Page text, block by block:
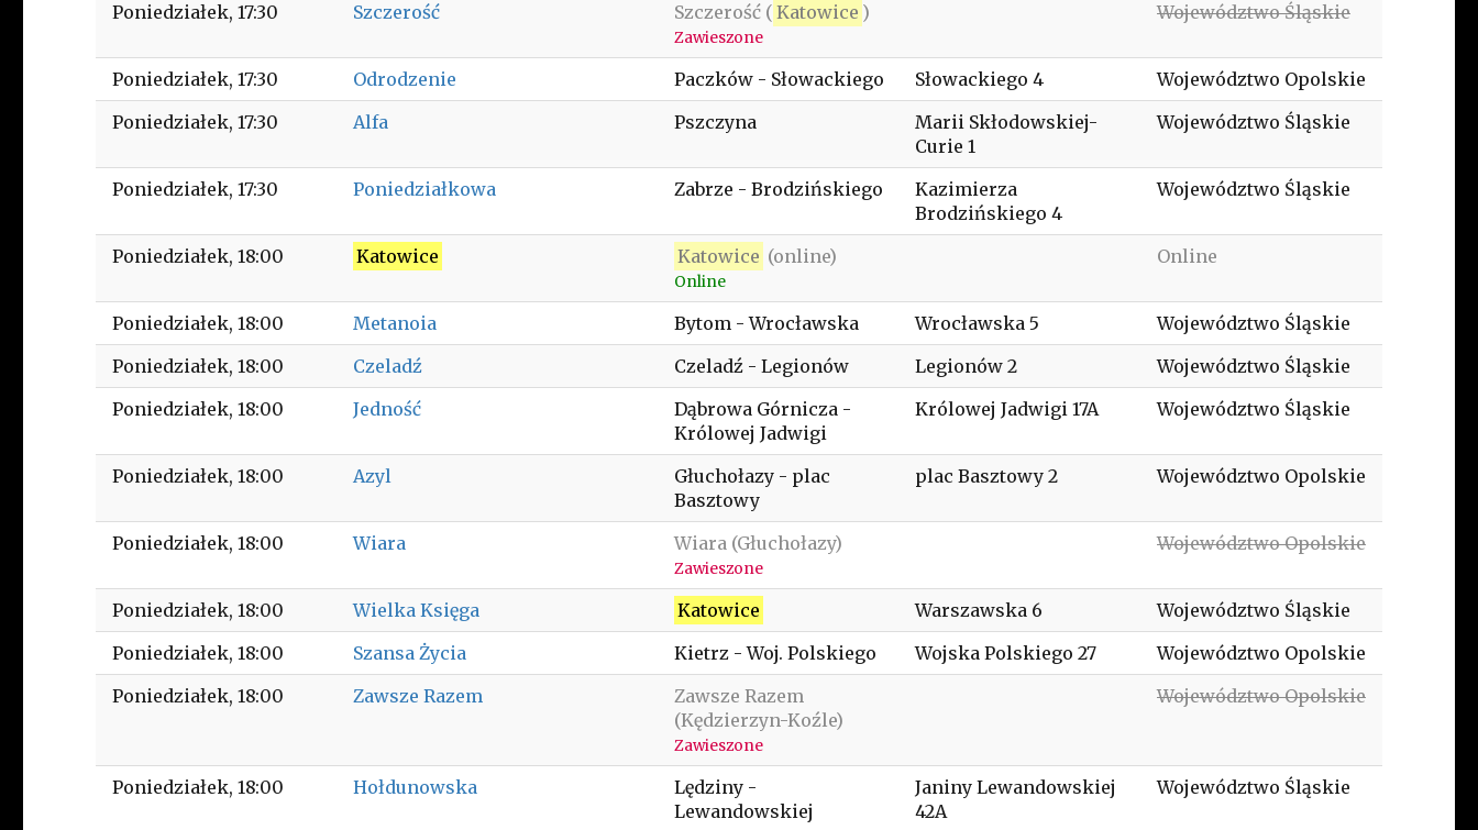
Poniedziałek 17:30 Szczerość Szczerość ( Katowice )
Zawieszone
Województwo Śląskie
Poniedziałek 17:30 Odrodzenie Paczków - Słowackiego Słowackiego 4
Województwo Opolskie
Poniedziałek 17:30 Alfa Pszczyna
Marii Skłodowskiej-
Curie 1
Województwo Śląskie
Poniedziałek 17:30 Poniedziałkowa Zabrze - Brodzińskiego
Kazimierza
Brodzińskiego 4
Województwo Śląskie
Poniedziałek 18:00 Katowice Katowice (online)
Online
Online
Poniedziałek 18:00 Metanoia Bytom - Wrocławska Wrocławska 5
Województwo Śląskie
Poniedziałek 18:00 Czeladź Czeladź - Legionów Legionów 2
Województwo Śląskie
Poniedziałek 18:00 Jedność
Dąbrowa Górnicza -
Królowej Jadwigi
Królowej Jadwigi 17A Województwo Śląskie
Poniedziałek 18:00 Azyl
Głuchołazy - plac
Basztowy
plac Basztowy 2 Województwo Opolskie
Poniedziałek 18:00 Wiara Wiara (Głuchołazy)
Zawieszone
Województwo Opolskie
Poniedziałek 18:00 Wielka Księga Katowice Warszawska 6
Województwo Śląskie
Poniedziałek 18:00 Szansa Życia Kietrz - Woj. Polskiego Wojska Polskiego 27
Województwo Opolskie
Poniedziałek 18:00 Zawsze Razem
Zawsze Razem
(Kędzierzyn-Koźle)
Zawieszone
Województwo Opolskie
Poniedziałek 18:00 Hołdunowska
Lędziny -
Lewandowskiej
Janiny Lewandowskiej
42A
Województwo Śląskie